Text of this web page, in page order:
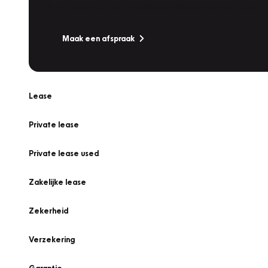
Maak een afspraak
Lease
Private lease
Private lease used
Zakelijke lease
Zekerheid
Verzekering